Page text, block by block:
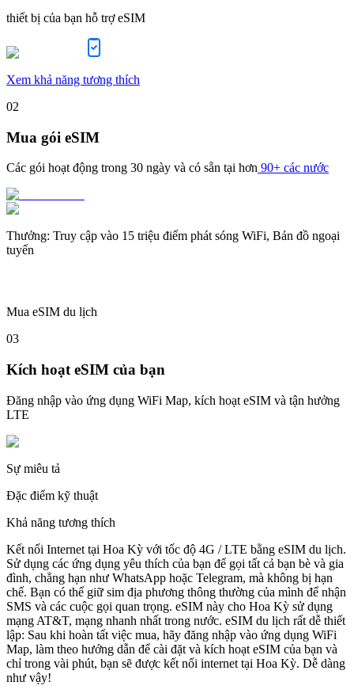
thiết bị của bạn hỗ trợ eSIM
Xem khả năng tương thích
02
Mua gói eSIM
Các gói hoạt động trong 30 ngày và có sẵn tại hơn 90+ các nước
Thưởng: Truy cập vào 15 triệu điểm phát sóng WiFi, Bản đồ ngoại
tuyến
Mua eSIM du lịch
03
Kích hoạt eSIM của bạn
Đăng nhập vào ứng dụng WiFi Map, kích hoạt eSIM và tận hưởng
LTE
Sự miêu tả
Đặc điểm kỹ thuật
Khả năng tương thích
Kết nối Internet tại Hoa Kỳ với tốc độ 4G / LTE bằng eSIM du lịch.
Sử dụng các ứng dụng yêu thích của bạn để gọi tất cả bạn bè và gia
đình, chẳng hạn như WhatsApp hoặc Telegram, mà không bị hạn
chế. Bạn có thể giữ sim địa phương thông thường của mình để nhận
SMS và các cuộc gọi quan trọng. eSIM này cho Hoa Kỳ sử dụng
mạng AT&T, mạng nhanh nhất trong nước. eSIM du lịch rất dễ thiết
lập: Sau khi hoàn tất việc mua, hãy đăng nhập vào ứng dụng WiFi
Map, làm theo hướng dẫn để cài đặt và kích hoạt eSIM của bạn và
chỉ trong vài phút, bạn sẽ được kết nối internet tại Hoa Kỳ. Dễ dàng
như vậy!